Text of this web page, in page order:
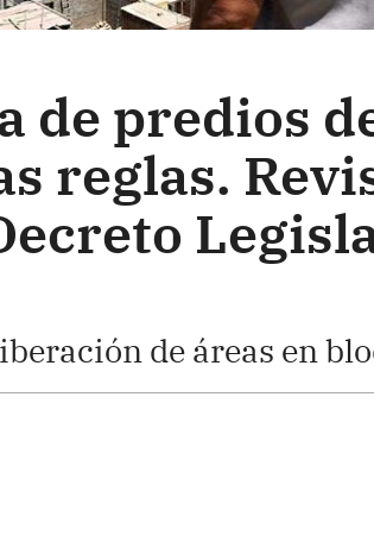
de predios
reglas.
de áreas en